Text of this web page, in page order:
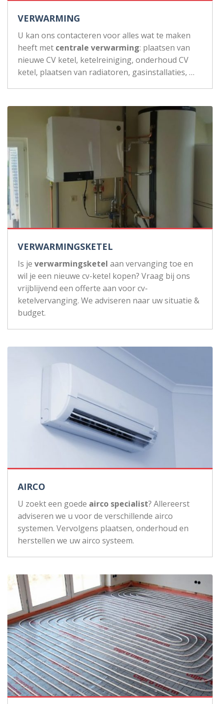
VERWARMING
U kan ons contacteren voor alles wat te maken
heeft met centrale verwarming: plaatsen van
nieuwe CV ketel, ketelreiniging, onderhoud CV
ketel, plaatsen van radiatoren, gasinstallaties, …
VERWARMINGSKETEL
Is je verwarmingsketel aan vervanging toe en
wil je een nieuwe cv-ketel kopen? Vraag bij ons
vrijblijvend een offerte aan voor cv-
ketelvervanging. We adviseren naar uw situatie &
budget.
AIRCO
U zoekt een goede airco specialist? Allereerst
adviseren we u voor de verschillende airco
systemen. Vervolgens plaatsen, onderhoud en
herstellen we uw airco systeem.